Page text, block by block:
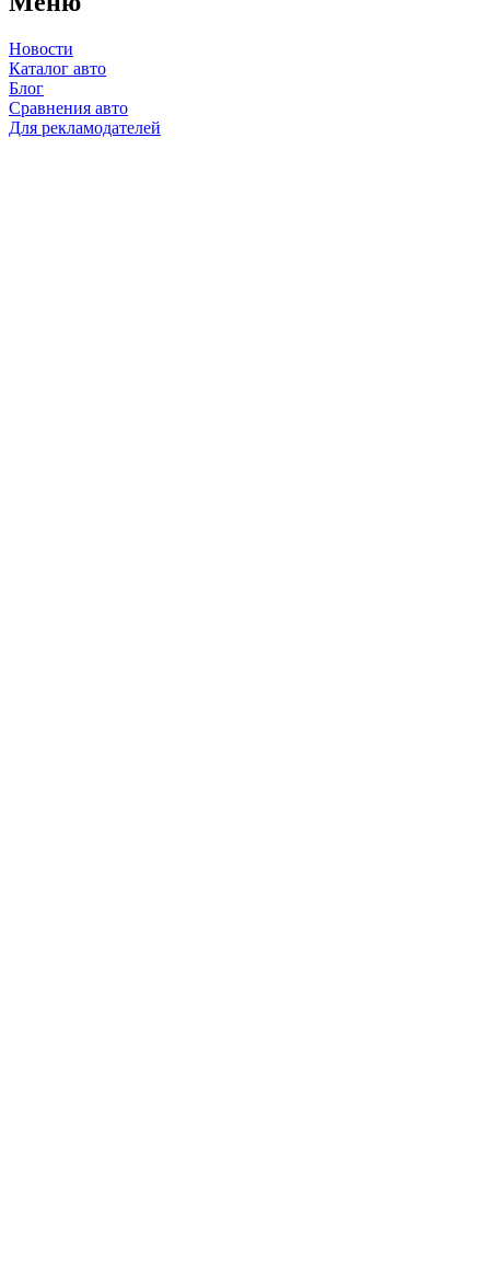
Новости
Каталог авто
Блог
Сравнения авто
Для рекламодателей